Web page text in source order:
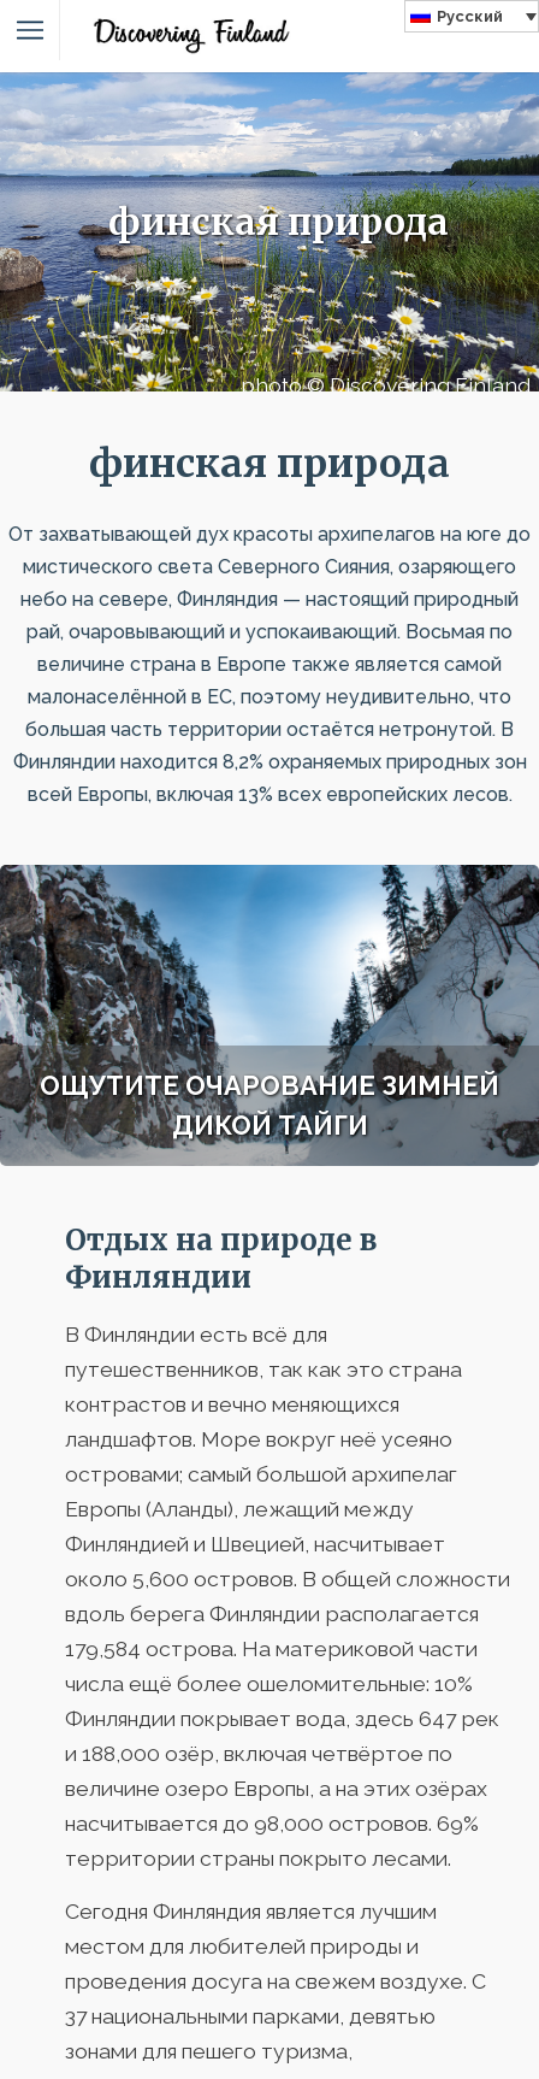
Русский
финская природа
photo © Discovering Finland
финская природа
От захватывающей дух красоты архипелагов на юге до
мистического света Северного Сияния, озаряющего
небо на севере, Финляндия — настоящий природный
рай, очаровывающий и успокаивающий. Восьмая по
величине страна в Европе также является самой
малонаселённой в ЕС, поэтому неудивительно, что
большая часть территории остаётся нетронутой. В
Финляндии находится 8,2% охраняемых природных зон
всей Европы, включая 13% всех европейских лесов.
ОЩУТИТЕ ОЧАРОВАНИЕ ЗИМНЕЙ
ДИКОЙ ТАЙГИ
Отдых на природе в
Финляндии
В Финляндии есть всё для
путешественников, так как это страна
контрастов и вечно меняющихся
ландшафтов. Море вокруг неё усеяно
островами; самый большой архипелаг
Европы (Аланды), лежащий между
Финляндией и Швецией, насчитывает
около 5,600 островов. В общей сложности
вдоль берега Финляндии располагается
179,584 острова. На материковой части
числа ещё более ошеломительные: 10%
Финляндии покрывает вода, здесь 647 рек
и 188,000 озёр, включая четвёртое по
величине озеро Европы, а на этих озёрах
насчитывается до 98,000 островов. 69%
территории страны покрыто лесами.
Сегодня Финляндия является лучшим
местом для любителей природы и
проведения досуга на свежем воздухе. С
37 национальными парками, девятью
зонами для пешего туризма,